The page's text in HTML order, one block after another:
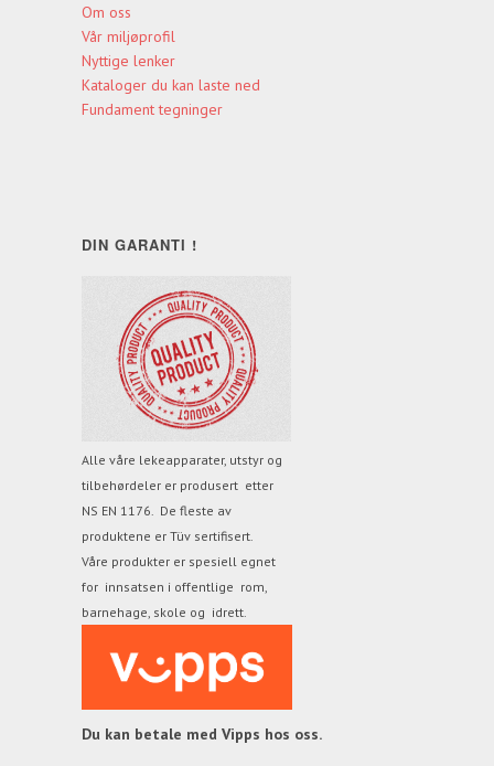
Om oss
Vår miljøprofil
Nyttige lenker
Kataloger du kan laste ned
Fundament tegninger
DIN GARANTI !
Alle våre lekeapparater, utstyr og
tilbehørdeler er produsert etter
NS EN 1176. De fleste av
produktene er Tüv sertifisert.
Våre produkter er spesiell egnet
for innsatsen i offentlige rom,
barnehage, skole og idrett.
Du kan betale med Vipps hos oss.